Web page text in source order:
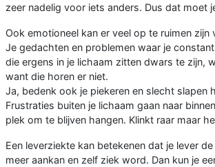
zeer nadelig voor iets anders. Dus dat moet
Ook emotioneel kan er veel op te ruimen zijn
Je gedachten en problemen waar je
die ergens in je lichaam zitten dwars te zijn,
want die horen er niet.
Ja, bedenk ook je piekeren en slecht slapen
Frustraties buiten je lichaam gaan naar
plek om te blijven hangen. Klinkt raar maar
Een leverziekte kan betekenen dat je lever
meer aankan en zelf ziek word. Dan kun je